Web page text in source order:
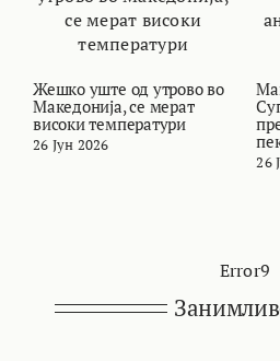
Жешко уште од утрово во
Македонија, се мерат
високи температури
26 Јун 2026
26
Error9